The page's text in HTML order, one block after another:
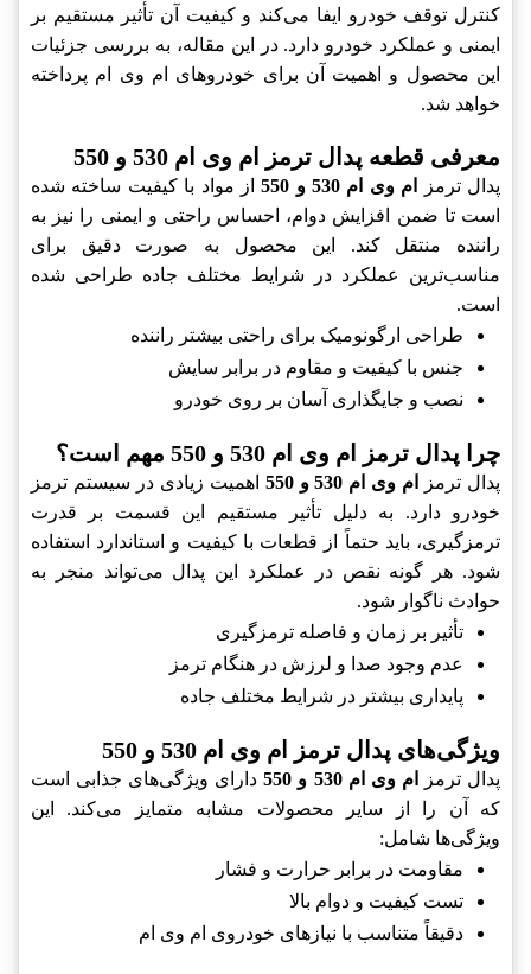
کنترل توقف خودرو ایفا می‌کند و کیفیت آن تأثیر مستقیم بر
ایمنی و عملکرد خودرو دارد. در این مقاله، به بررسی جزئیات
این محصول و اهمیت آن برای خودروهای ام وی ام پرداخته
خواهد شد.
معرفی قطعه پدال ترمز ام وی ام 530 و 550
پدال ترمز ام وی ام 530 و 550
از مواد با کیفیت ساخته شده
است تا ضمن افزایش دوام، احساس راحتی و ایمنی را نیز به
راننده منتقل کند. این محصول به صورت دقیق برای
مناسب‌ترین عملکرد در شرایط مختلف جاده طراحی شده
است.
طراحی ارگونومیک برای راحتی بیشتر راننده
جنس با کیفیت و مقاوم در برابر سایش
نصب و جایگذاری آسان بر روی خودرو
چرا پدال ترمز ام وی ام 530 و 550 مهم است؟
پدال ترمز ام وی ام 530 و 550
اهمیت زیادی در سیستم ترمز
خودرو دارد. به دلیل تأثیر مستقیم این قسمت بر قدرت
ترمزگیری، باید حتماً از قطعات با کیفیت و استاندارد استفاده
شود. هر گونه نقص در عملکرد این پدال می‌تواند منجر به
حوادث ناگوار شود.
تأثیر بر زمان و فاصله ترمزگیری
عدم وجود صدا و لرزش در هنگام ترمز
پایداری بیشتر در شرایط مختلف جاده
ویژگی‌های پدال ترمز ام وی ام 530 و 550
پدال ترمز ام وی ام 530 و 550
دارای ویژگی‌های جذابی است
که آن را از سایر محصولات مشابه متمایز می‌کند. این
ویژگی‌ها شامل:
مقاومت در برابر حرارت و فشار
تست کیفیت و دوام بالا
دقیقاً متناسب با نیازهای خودروی ام وی ام